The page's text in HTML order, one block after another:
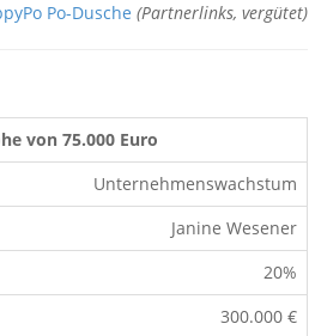
Po-Dusche (Partnerlinks, vergütet)
von 75.000 Euro
Unternehmenswachstum
Janine Wesener
20%
300.000 €